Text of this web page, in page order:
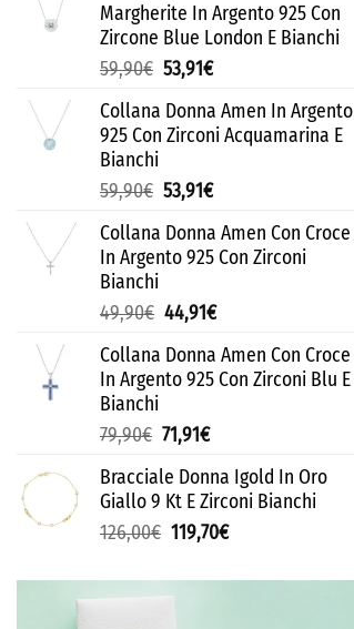
Margherite In Argento 925 Con
Zircone Blue London E Bianchi
59,90€ 53,91€
Collana Donna Amen In Argento
925 Con Zirconi Acquamarina E
Bianchi
59,90€ 53,91€
Collana Donna Amen Con Croce
In Argento 925 Con Zirconi
Bianchi
49,90€ 44,91€
Collana Donna Amen Con Croce
In Argento 925 Con Zirconi Blu E
Bianchi
79,90€ 71,91€
Bracciale Donna Igold In Oro
Giallo 9 Kt E Zirconi Bianchi
126,00€ 119,70€